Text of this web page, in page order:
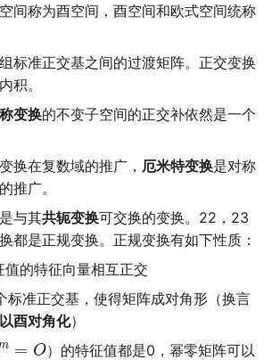
空间称为酉空间，酉空间和欧式空间统称
标准正交基之间的过渡矩阵。正交变换
积。
变换的不变子空间的正交补依然是一个
换在复数域的推广， 厄米特变换是对称
推广。
与其共轭变换可交换的变换。22，23
都是正规变换。正规变换有如下性质：
值的特征向量相互正交
标准正交基，使得矩阵成对角形（换言
酉对角化）
= O）的特征值都是0，幂零矩阵可以